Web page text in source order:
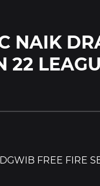
NAIK
22
FREE FIRE